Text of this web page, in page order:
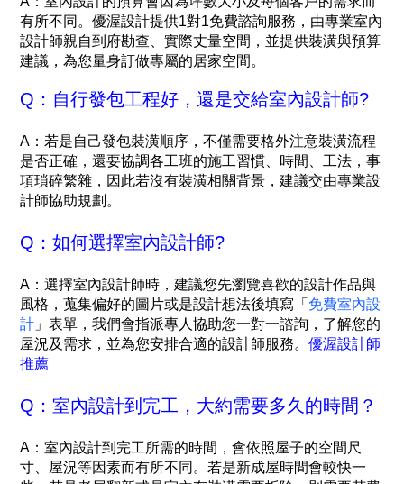
有所不同。優渥設計提供1對1免費諮詢服務，由專業室內
設計師親自到府勘查、實際丈量空間，並提供裝潢與預算
建議，為您量身訂做專屬的居家空間。
Q：自行發包工程好，還是交給室內設計師?
A：若是自己發包裝潢順序，不僅需要格外注意裝潢流程
是否正確，還要協調各工班的施工習慣、時間、工法，事
項瑣碎繁雜，因此若沒有裝潢相關背景，建議交由專業設
計師協助規劃。
Q：如何選擇室內設計師?
A：選擇室內設計師時，建議您先瀏覽喜歡的設計作品與
風格，蒐集偏好的圖片或是設計想法後填寫「 免費室內設
計 」表單，我們會指派專人協助您一對一諮詢，了解您的
屋況及需求，並為您安排合適的設計師服務。優渥設計師
推薦
Q：室內設計到完工，大約需要多久的時間？
A：室內設計到完工所需的時間，會依照屋子的空間尺
寸、屋況等因素而有所不同。若是新成屋時間會較快一